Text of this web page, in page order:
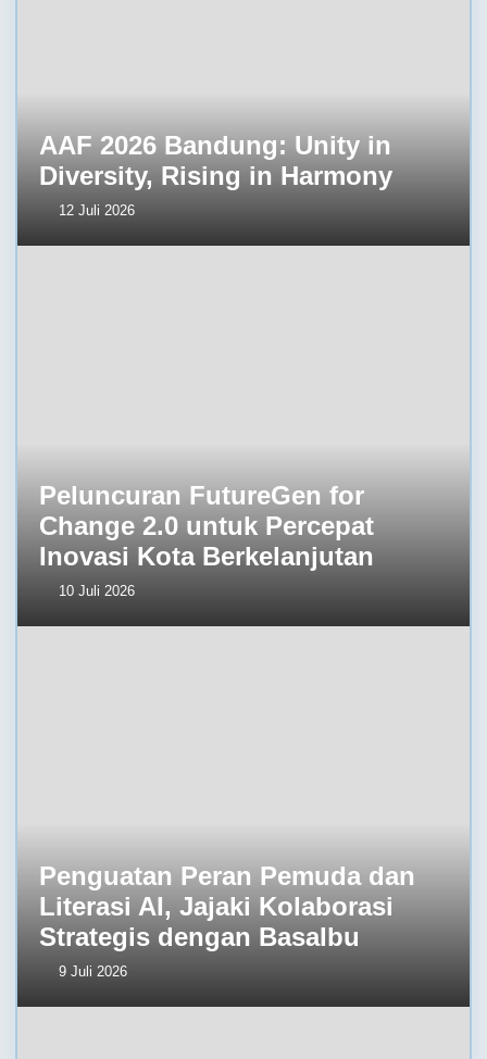
AAF 2026 Bandung: Unity in
Diversity, Rising in Harmony
12 Juli 2026
Peluncuran FutureGen for
Change 2.0 untuk Percepat
Inovasi Kota Berkelanjutan
10 Juli 2026
Penguatan Peran Pemuda dan
Literasi AI, Jajaki Kolaborasi
Strategis dengan BasaIbu
9 Juli 2026